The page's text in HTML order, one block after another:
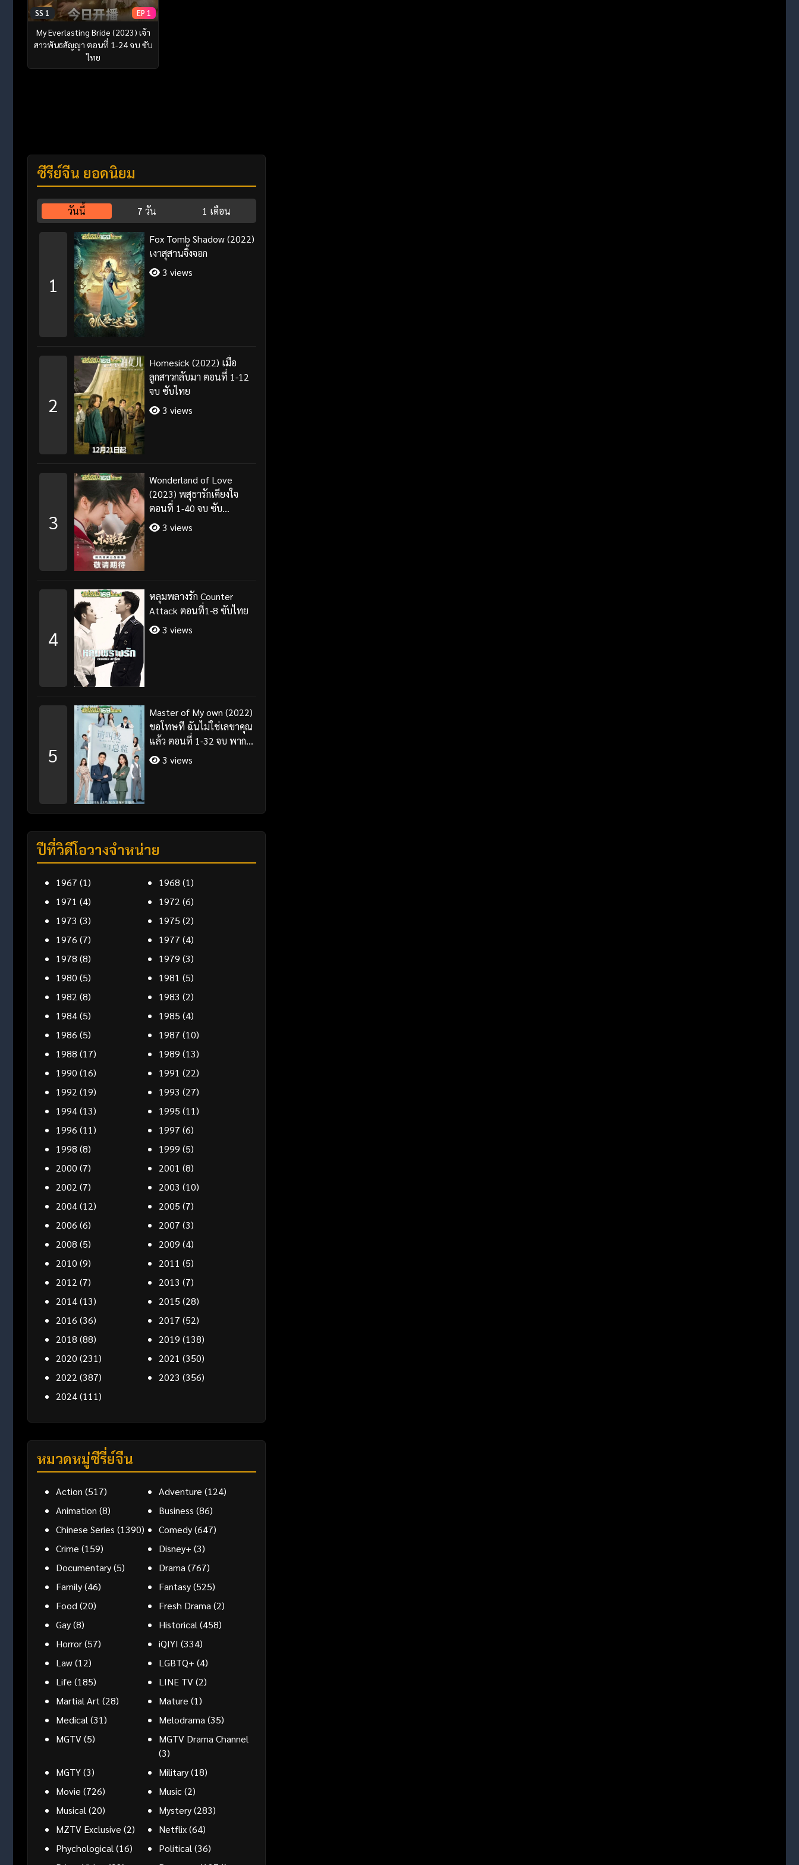
SS 1 EP 1
My Everlasting Bride (2023) เจ้า
สาวพันธสัญญา ตอนที่ 1-24 จบ ซับ
ไทย
ซีรี่ย์จีน ยอดนิยม
วันนี้ 7 วัน 1 เดือน
1
Fox Tomb Shadow (2022)
เงาสุสานจิ้งจอก
3 views
2
Homesick (2022) เมื่อ
ลูกสาวกลับมา ตอนที่ 1-12
จบ ซับไทย
3 views
3
Wonderland of Love
(2023) พสุธารักเคียงใจ
ตอนที่ 1-40 จบ ซับ
ไทย+พากย์ไทย
3 views
4
หลุมพลางรัก Counter
Attack ตอนที่1-8 ซับไทย
3 views
5
Master of My own (2022)
ขอโทษที ฉันไม่ใช่เลขาคุณ
แล้ว ตอนที่ 1-32 จบ พากย์
ไทย/ซับไทย
3 views
ปีที่วิดีโอวางจำหน่าย
1967 (1) 1968 (1)
1971 (4) 1972 (6)
1973 (3) 1975 (2)
1976 (7) 1977 (4)
1978 (8) 1979 (3)
1980 (5) 1981 (5)
1982 (8) 1983 (2)
1984(5) 1985 (4)
1986 (5) 1987 (10)
1988 (17) 1989 (13)
1990 (16) 1991 (22)
1992 (19) 1993 (27)
1994(13) 1995 (11)
1996 (11) 1997 (6)
1998 (8) 1999 (5)
2000 (7) 2001 (8)
2002 (7) 2003 (10)
2004(12) 2005 (7)
2006 (6) 2007 (3)
2008 (5) 2009 (4)
2010 (9) 2011 (5)
2012 (7) 2013 (7)
2014(13) 2015 (28)
2016 (36) 2017 (52)
2018 (88) 2019 (138)
2020 (231) 2021 (350)
2022 (387) 2023 (356)
2024(111)
หมวดหมู่ซีรี่ย์จีน
Action (517) Adventure (124)
Animation (8) Business (86)
Chinese Series (1390) Comedy(647)
Crime (159) Disney+ (3)
Documentary(5) Drama (767)
Family(46) Fantasy(525)
Food (20) Fresh Drama (2)
Gay(8) Historical (458)
Horror(57) iQIYI (334)
Law(12) LGBTQ+ (4)
Life (185) LINE TV(2)
Martial Art (28) Mature (1)
Medical (31) Melodrama (35)
MGTV(5)
MGTV Drama Channel
(3)
MGTY(3) Military(18)
Movie (726) Music(2)
Musical (20) Mystery(283)
MZTV Exclusive (2) Netflix(64)
Phychological (16) Political (36)